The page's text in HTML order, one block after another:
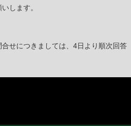
します。
せにつきましては、4日より順次回答